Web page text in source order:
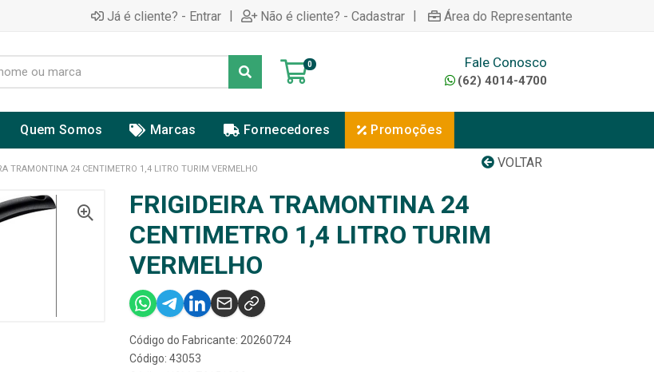
Já é cliente? - Entrar | Não é cliente? - Cadastrar | Área do Representante
0 Fale Conosco
(62) 4014-4700
Quem Somos Marcas Fornecedores Promoções
VOLTAR
TRAMONTINA 24 CENTIMETRO 1,4 LITRO TURIM VERMELHO
FRIGIDEIRA TRAMONTINA 24
CENTIMETRO 1,4 LITRO TURIM
VERMELHO
Código do Fabricante: 20260724
Código: 43053